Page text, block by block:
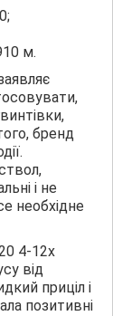
м.
бренд
і не
необхідне
4-12x
від
приціл і
позитивні